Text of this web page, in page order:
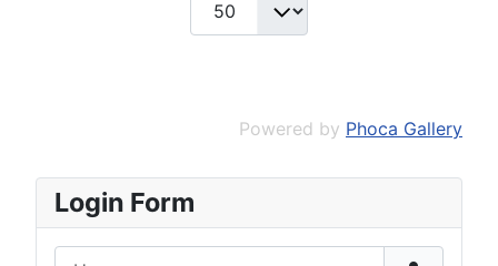
Powered by Phoca Gallery
Login Form